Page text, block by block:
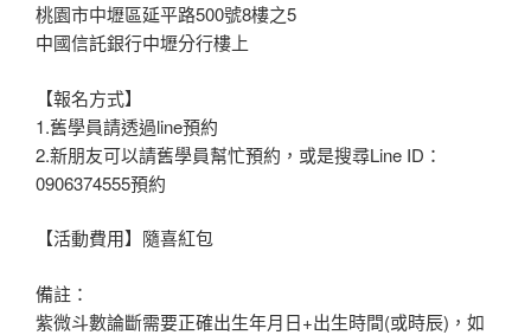
桃園市中壢區延平路500號8樓之5
中國信託銀行中壢分行樓上
【報名方式】
1.舊學員請透過line預約
2.新朋友可以請舊學員幫忙預約，或是搜尋Line ID：
0906374555預約
【活動費用】隨喜紅包
備註：
紫微斗數論斷需要正確出生年月日+出生時間(或時辰)，如